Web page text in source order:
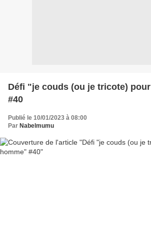
Défi "je couds (ou je tricote)
#40
Publié le 10/01/2023 à 08:00
Par Nabelmumu